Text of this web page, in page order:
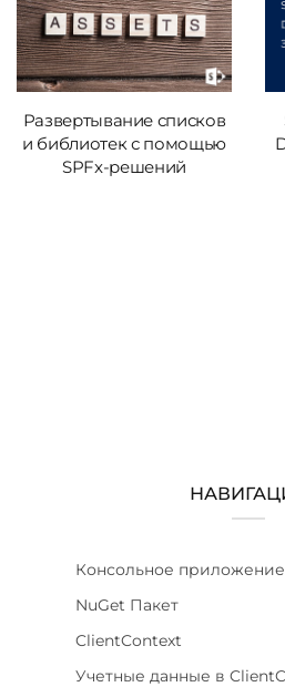
Развертывание списков
и библиотек с помощью
SPFx-решений
Консольное приложение
NuGet Пакет
ClientContext
Учетные данные в